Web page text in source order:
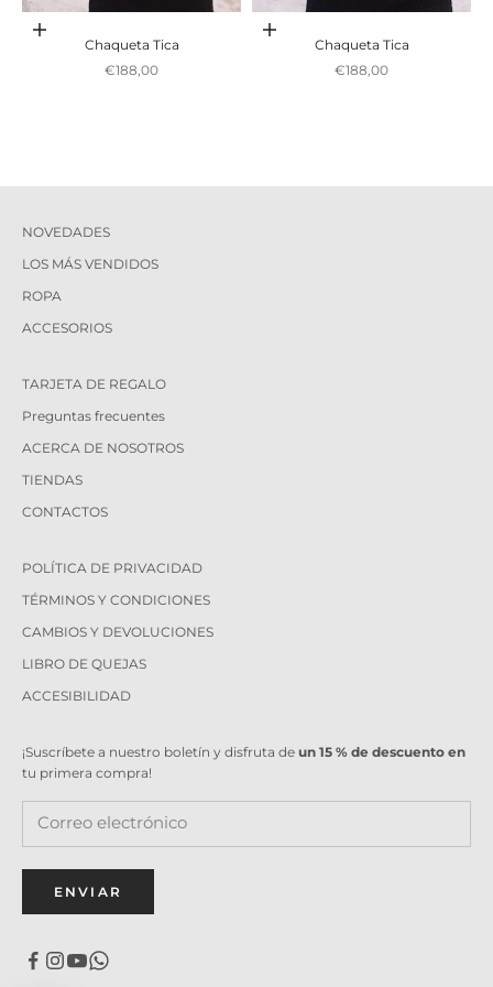
Adicionar ao carrinho
Chaqueta Tica
Preço promocional
€188,00
Adicionar ao carrinho
Chaqueta Tica
Preço promocional
€188,00
NOVEDADES
LOS MÁS VENDIDOS
ROPA
ACCESORIOS
TARJETA DE REGALO
Preguntas frecuentes
ACERCA DE NOSOTROS
TIENDAS
CONTACTOS
POLÍTICA DE PRIVACIDAD
TÉRMINOS Y CONDICIONES
CAMBIOS Y DEVOLUCIONES
LIBRO DE QUEJAS
ACCESIBILIDAD
¡Suscríbete a nuestro boletín y disfruta de un 15 % de descuento en
tu primera compra!
ENVIAR